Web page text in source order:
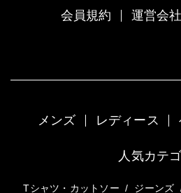
会員規約 運営会社
メンズ レディース
人気カテ
Tシャツ・カットソー / ジーンズ